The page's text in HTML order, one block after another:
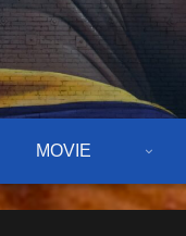
MOVIE